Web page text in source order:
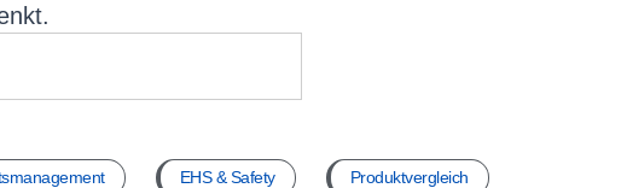
EHS & Safety Produktvergleich